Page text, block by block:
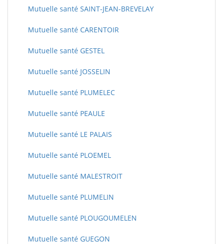
Mutuelle santé SAINT-JEAN-BREVELAY
Mutuelle santé CARENTOIR
Mutuelle santé GESTEL
Mutuelle santé JOSSELIN
Mutuelle santé PLUMELEC
Mutuelle santé PEAULE
Mutuelle santé LE PALAIS
Mutuelle santé PLOEMEL
Mutuelle santé MALESTROIT
Mutuelle santé PLUMELIN
Mutuelle santé PLOUGOUMELEN
Mutuelle santé GUEGON